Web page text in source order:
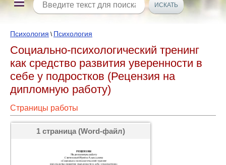
Психология \ Психология
Социально-психологический тренинг
как средство развития уверенности в
себе у подростков (Рецензия на
дипломную работу)
Страницы работы
1 страница (Word-файл)